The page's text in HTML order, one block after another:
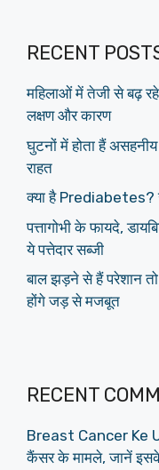
RECENT
महिलाओं में तेजी से बढ़
लक्षण और कारण
घुटनों में होता हैं
राहत
क्या है Prediabetes?
पत्तागोभी के फायदे,
ये पत्तेदार सब्जी
बाल झड़ने से हैं परेशान
होंगे जड़ से मजबूत
RECENT
Breast Cancer Ke
कैंसर के मामले, जानें